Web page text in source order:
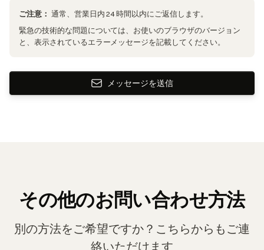
ご注意： 通常、営業日内 24 時間以内にご返信します。
緊急の技術的な問題については、お使いのブラウザのバージョン
と、表示されているエラーメッセージを記載してください。
メッセージを送信
その他のお問い合わせ方法
別の方法をご希望ですか？こちらからもご連
絡いただけます